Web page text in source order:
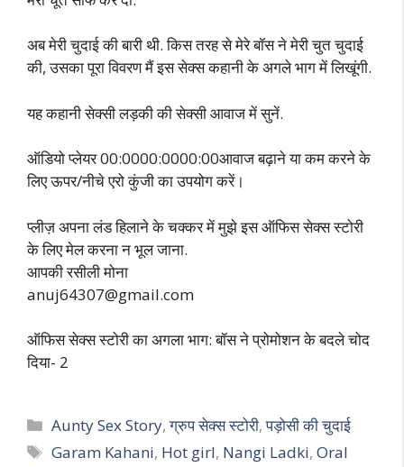
अब मेरी चुदाई की बारी थी. किस तरह से मेरे बॉस ने मेरी चुत चुदाई
की, उसका पूरा विवरण मैं इस सेक्स कहानी के अगले भाग में लिखूंगी.
यह कहानी सेक्सी लड़की की सेक्सी आवाज में सुनें.
ऑडियो प्लेयर 00:0000:0000:00आवाज बढ़ाने या कम करने के
लिए ऊपर/नीचे एरो कुंजी का उपयोग करें।
प्लीज़ अपना लंड हिलाने के चक्कर में मुझे इस ऑफिस सेक्स स्टोरी
के लिए मेल करना न भूल जाना.
आपकी रसीली मोना
anuj64307@gmail.com
ऑफिस सेक्स स्टोरी का अगला भाग: बॉस ने प्रोमोशन के बदले चोद
दिया- 2
Categories
Aunty Sex Story,ग्रुप सेक्स स्टोरी,पड़ोसी की चुदाई
Tags
Garam Kahani, Hot girl, Nangi Ladki,Oral